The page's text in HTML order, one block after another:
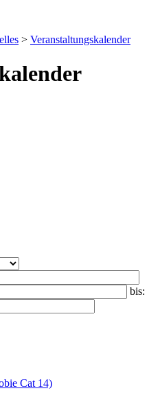
> Veranstaltungskalender
bis:
Cat 14)